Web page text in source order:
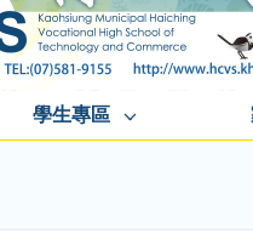
學生專區